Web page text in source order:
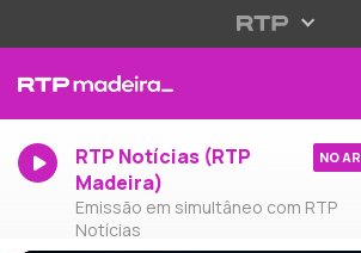
RTP Notícias (RTP
Madeira)
Emissão em simultâneo com RTP
Notícias
NO AR